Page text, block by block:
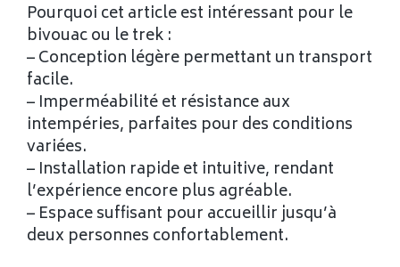
Pourquoi cet article est intéressant pour le
bivouac ou le trek :
– Conception légère permettant un transport
facile.
– Imperméabilité et résistance aux
intempéries, parfaites pour des conditions
variées.
– Installation rapide et intuitive, rendant
l’expérience encore plus agréable.
– Espace suffisant pour accueillir jusqu’à
deux personnes confortablement.